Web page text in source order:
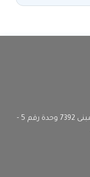
المدينة الصناعية الثانية - رقم المبنى 7392 وحدة رقم 5 -